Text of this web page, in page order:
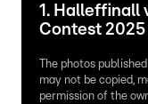
1. Halleffinall
Contest 2025
The photos
may not be copied,
permission of the